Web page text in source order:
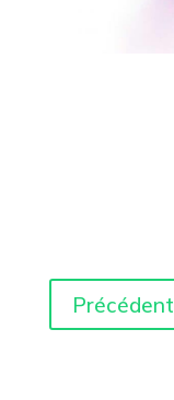
Précédent